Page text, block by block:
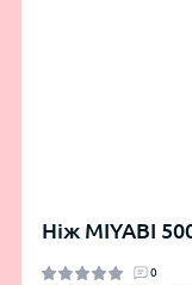
Ніж MIYABI
0